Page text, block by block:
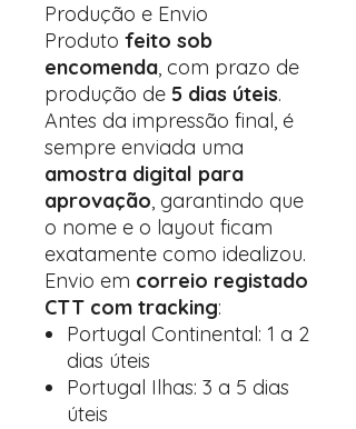
Produção e Envio
Produto feito sob
encomenda, com prazo de
produção de 5 dias úteis.
Antes da impressão final, é
sempre enviada uma
amostra digital para
aprovação, garantindo que
o nome e o layout ficam
exatamente como idealizou.
Envio em correio registado
CTT com tracking:
Portugal Continental: 1 a 2
dias úteis
Portugal Ilhas: 3 a 5 dias
úteis